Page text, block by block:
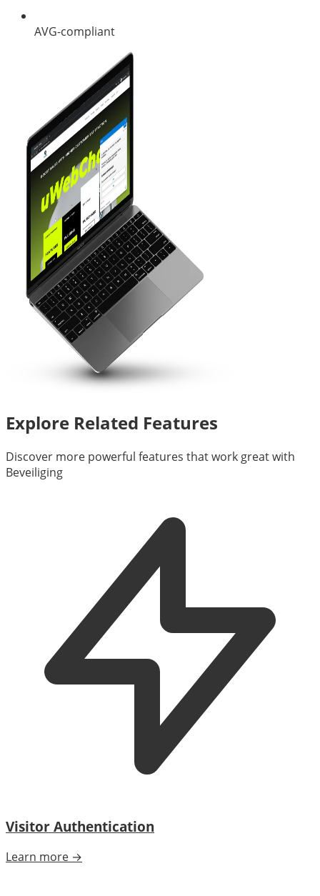
AVG-compliant
Explore Related Features
Discover more powerful features that work great with
Beveiliging
Visitor Authentication
Learn more →